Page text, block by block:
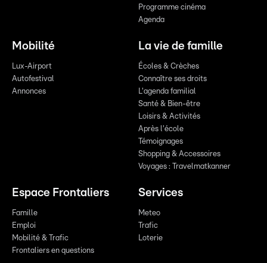
Programme cinéma
Agenda
Mobilité
Lux-Airport
Autofestival
Annonces
La vie de famille
Écoles & Crèches
Connaître ses droits
L'agenda familial
Santé & Bien-être
Loisirs & Activités
Après l'école
Témoignages
Shopping & Accessoires
Voyages : Travelmatkanner
Espace Frontaliers
Famille
Emploi
Mobilité & Trafic
Frontaliers en questions
Services
Meteo
Trafic
Loterie